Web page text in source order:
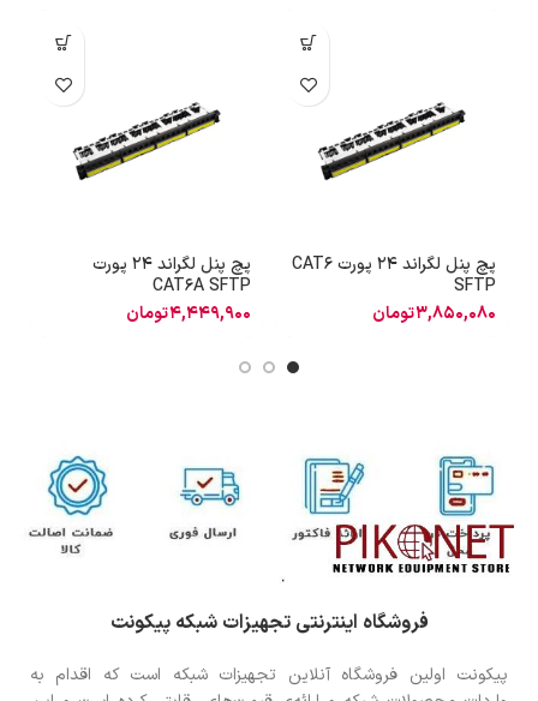
پچ پنل لگراند 24 پورت CAT6
SFTP
3,850,080تومان
پچ پنل لگراند 24 پورت
CAT6A SFTP
4,449,900تومان
فروشگاه اینترنتی تجهیزات شبکه پیکونت
پیکونت اولین فروشگاه آنلاین تجهیزات شبکه است که اقدام به